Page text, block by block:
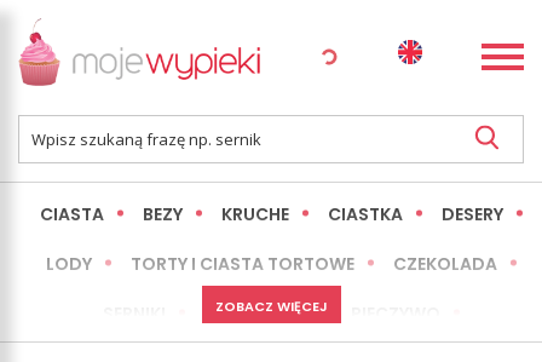
CIASTA BEZY KRUCHE CIASTKA DESERY
LODY TORTY I CIASTA TORTOWE CZEKOLADA
MINI WYPIEKI
ZOBACZ WIĘCEJ